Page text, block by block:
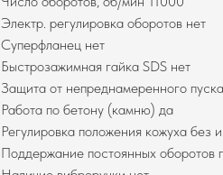
Электр. регулировка оборотов нет
Суперфланец нет
Быстрозажимная гайка SDS нет
Защита от непреднамеренного
Работа по бетону (камню) да
Регулировка положения кожуха без
Поддержание постоянных оборотов